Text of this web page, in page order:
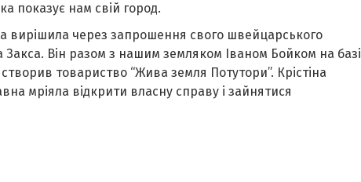
показує нам свій город.
вирішила через запрошення свого швейцарського
Він разом з нашим земляком Іваном Бойком на базі
товариство “Жива земля Потутори”. Крістіна
мріяла відкрити власну справу і зайнятися